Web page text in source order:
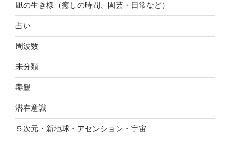
凪の生き様（癒しの時間、園芸・日常など）
占い
周波数
未分類
毒親
潜在意識
５次元・新地球・アセンション・宇宙